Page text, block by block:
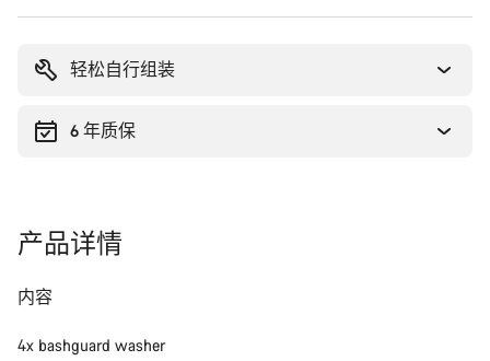
轻松自行组装
6 年质保
产品详情
内容
4x bashguard washer